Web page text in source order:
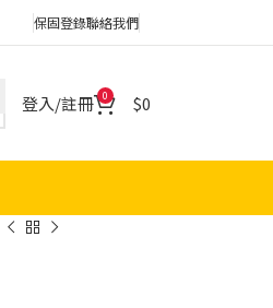
保固登錄聯絡我們
登入/註冊 0 0